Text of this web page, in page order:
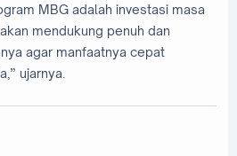
MBG adalah investasi masa
mendukung penuh dan
agar manfaatnya cepat
ujarnya.